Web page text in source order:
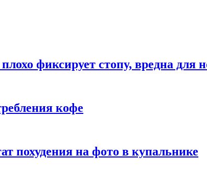
фиксирует стопу, вредна для
кофе
похудения на фото в купальнике